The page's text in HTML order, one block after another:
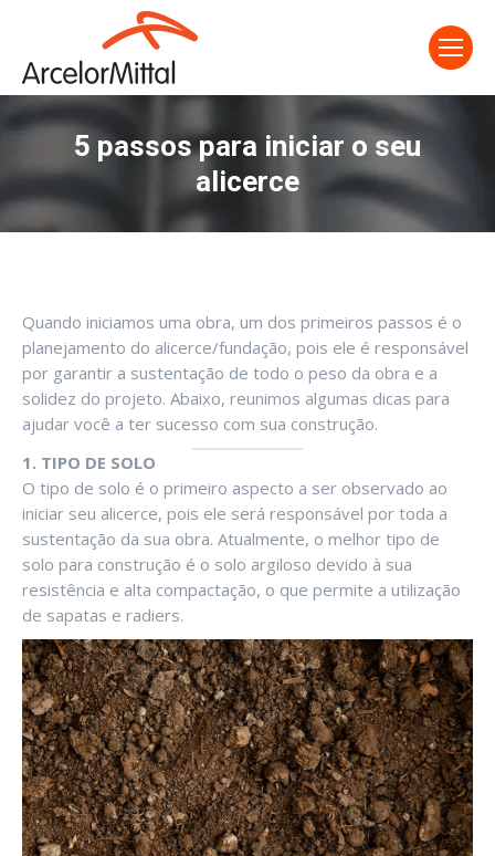
5 passos para iniciar o seu
alicerce
Quando iniciamos uma obra, um dos primeiros passos é o
planejamento do alicerce/fundação, pois ele é responsável
por garantir a sustentação de todo o peso da obra e a
solidez do projeto. Abaixo, reunimos algumas dicas para
ajudar você a ter sucesso com sua construção.
1. TIPO DE SOLO
O tipo de solo é o primeiro aspecto a ser observado ao
iniciar seu alicerce, pois ele será responsável por toda a
sustentação da sua obra. Atualmente, o melhor tipo de
solo para construção é o solo argiloso devido à sua
resistência e alta compactação, o que permite a utilização
de sapatas e radiers.